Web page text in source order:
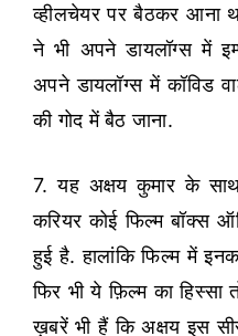
व्हीलचेयर पर बैठकर आना
ने भी अपने डायलॉग्स में
अपने डायलॉग्स में कॉविड
की गोद में बैठ जाना.
7. यह अक्षय कुमार के
करियर कोई फिल्म बॉक्स
हुई है. हालांकि फिल्म में
फिर भी ये फ़िल्म का हिस्सा
ख़बरें भी हैं कि अक्षय इस